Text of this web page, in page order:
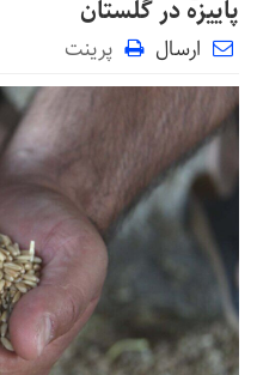
پاییزه در گلستان
ارسال پرینت